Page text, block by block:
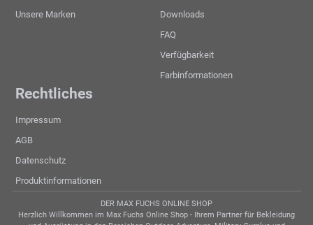
Unsere Marken
Downloads
FAQ
Verfügbarkeit
Farbinformationen
Rechtliches
Impressum
AGB
Datenschutz
Produktinformationen
DER MAX FUCHS ONLINE SHOP
Herzlich Willkommen im Max Fuchs Online Shop - Ihrem Partner für Bekleidung